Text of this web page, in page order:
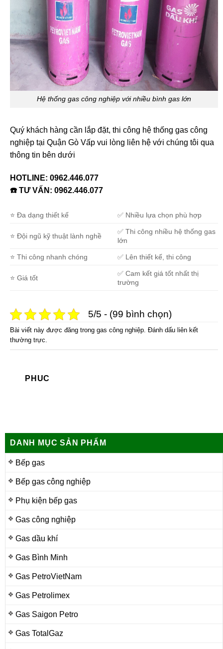
Hệ thống gas công nghiệp với nhiều bình gas lớn
Quý khách hàng cần lắp đặt, thi công hệ thống gas công
nghiệp tại Quận Gò Vấp vui lòng liên hệ với chúng tôi qua
thông tin bên dưới
HOTLINE: 0962.446.077
☎️ TƯ VẤN: 0962.446.077
⭐ Đa dạng thiết kế ✅ Nhiều lựa chọn phù hợp
⭐ Đội ngũ kỹ thuật lành nghề
✅ Thi công nhiều hệ thống gas
lớn
⭐ Thi công nhanh chóng ✅ Lên thiết kế, thi công
⭐ Giá tốt
✅ Cam kết giá tốt nhất thị
trường
5/5 - (99 bình chọn)
Bài viết này được đăng trong gas công nghiệp. Đánh dấu liên kết
thường trực.
PHUC
DANH MỤC SẢN PHẨM
Bếp gas
Bếp gas công nghiệp
Phụ kiện bếp gas
Gas công nghiệp
Gas dầu khí
Gas Bình Minh
Gas PetroVietNam
Gas Petrolimex
Gas Saigon Petro
Gas TotalGaz